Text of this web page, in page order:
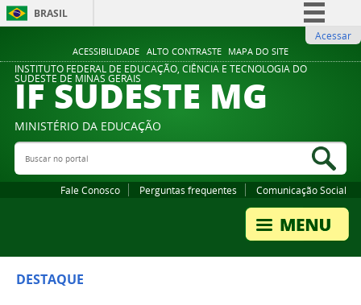
ACESSIBILIDADE ALTO CONTRASTE MAPA DO SITE
BRASIL
Comunica BR
Participe
Legislação
Acessar
INSTITUTO FEDERAL DE EDUCAÇÃO, CIÊNCIA E TECNOLOGIA DO
SUDESTE DE MINAS GERAIS
IF SUDESTE MG
MINISTÉRIO DA EDUCAÇÃO
Buscar no portal
Fale Conosco Perguntas frequentes Comunicação Social
DESTAQUE